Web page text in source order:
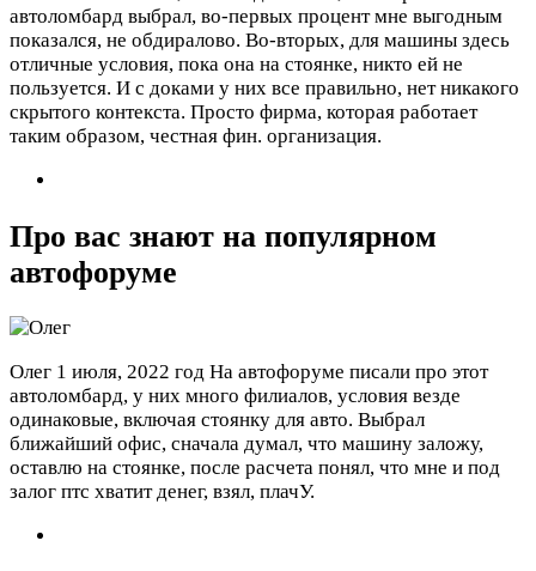
автоломбард выбрал, во-первых процент мне выгодным
показался, не обдиралово. Во-вторых, для машины здесь
отличные условия, пока она на стоянке, никто ей не
пользуется. И с доками у них все правильно, нет никакого
скрытого контекста. Просто фирма, которая работает
таким образом, честная фин. организация.
Про вас знают на популярном
автофоруме
Олег 1 июля, 2022 год На автофоруме писали про этот
автоломбард, у них много филиалов, условия везде
одинаковые, включая стоянку для авто. Выбрал
ближайший офис, сначала думал, что машину заложу,
оставлю на стоянке, после расчета понял, что мне и под
залог птс хватит денег, взял, плачУ.